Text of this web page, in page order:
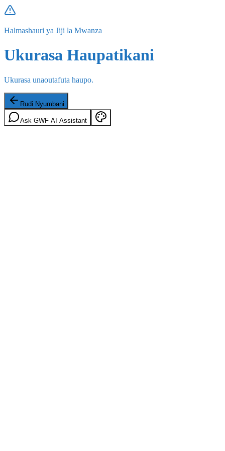
Halmashauri ya Jiji la Mwanza
Ukurasa Haupatikani
Ukurasa unaoutafuta haupo.
Rudi Nyumbani
Ask GWF AI Assistant